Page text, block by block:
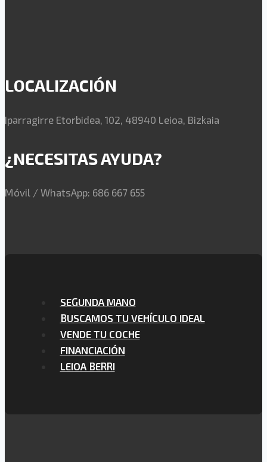
LOCALIZACIÓN
Iparragirre Etorbidea, 102, 48940 Leioa, Bizkaia
¿NECESITAS AYUDA?
Móvil / WhatsApp: 686 667 655
SEGUNDA MANO
BUSCAMOS TU VEHÍCULO IDEAL
VENDE TU COCHE
FINANCIACIÓN
LEIOA BERRI